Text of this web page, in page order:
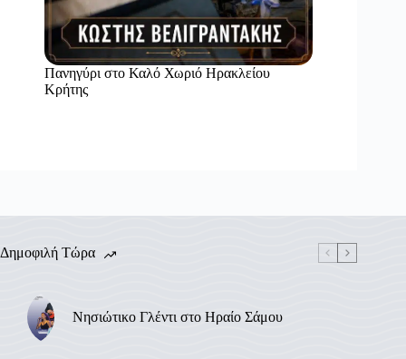
Πανηγύρι στο Καλό Χωριό Ηρακλείου
Κρήτης
Δημοφιλή Τώρα
Νησιώτικο Γλέντι στο Ηραίο Σάμου